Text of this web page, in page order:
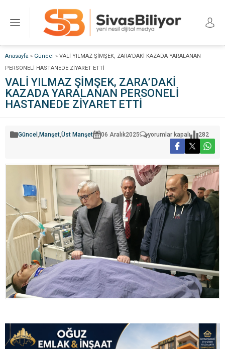
Anasayfa » Güncel » VALİ YILMAZ ŞİMŞEK, ZARA’DAKİ KAZADA YARALANAN
PERSONELİ HASTANEDE ZİYARET ETTİ
VALİ YILMAZ ŞİMŞEK, ZARA’DAKİ
KAZADA YARALANAN PERSONELİ
HASTANEDE ZİYARET ETTİ
Güncel , Manşet,Üst Manşet 06 Aralık2025
VALİ
ZARA’DAKİ
KAZADA
YARALANAN
PERSONELİ
HASTANEDE
ZİYARET
için
yorumlar kapalı 282